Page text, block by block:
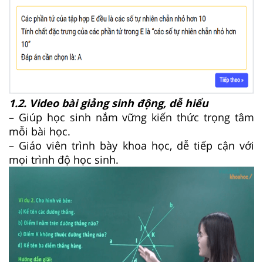
1.2. Video bài giảng sinh động, dễ hiểu
– Giúp học sinh nắm vững kiến thức trọng tâm
mỗi bài học.
– Giáo viên trình bày khoa học, dễ tiếp cận với
mọi trình độ học sinh.